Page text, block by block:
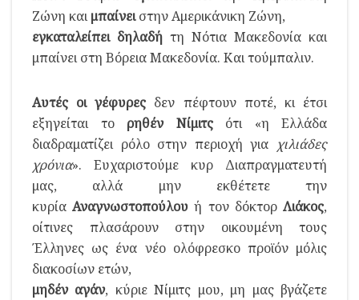
Ζώνη καιμπαίνειστην Αμερικάνικη Ζώνη,
εγκαταλείπει δηλαδή τη Νότια Μακεδονία και
μπαίνει στη Βόρεια Μακεδονία. Και τούμπαλιν.
Αυτές οι γέφυρες δεν πέφτουν ποτέ, κι έτσι
εξηγείται το ρηθέν Νίμιτςότι «η Ελλάδα
διαδραματίζει ρόλο στην περιοχή για χιλιάδες
χρόνια». Ευχαριστούμε κυρ Διαπραγματευτή
μας, αλλά μην εκθέτετε την
κυρίαΑναγνωστοπούλου ή τον δόκτορΛιάκος,
οίτινες πλασάρουν στην οικουμένη τους
Έλληνες ως ένα νέο ολόφρεσκο προϊόν μόλις
διακοσίων ετών,
μηδέν αγάν, κύριε Νίμιτς μου, μη μας βγάζετε